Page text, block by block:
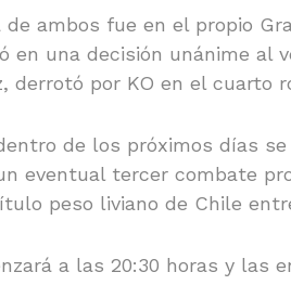
ambos fue en el propio
en una decisión unánime al
derrotó por KO en el cuarto
de los próximos días
eventual tercer combate
peso liviano de Chile
a las 20:30 horas y las